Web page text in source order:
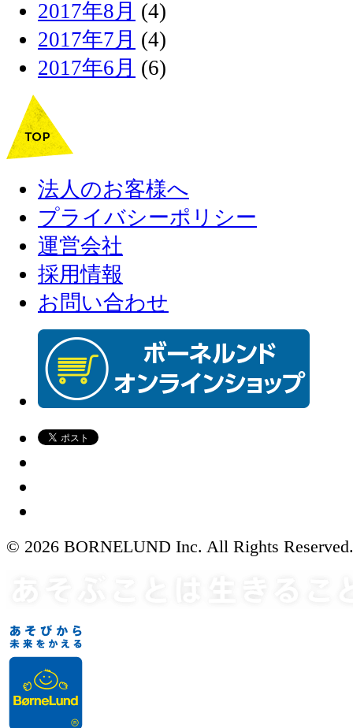
2017年8月 (4)
2017年7月 (4)
2017年6月 (6)
法人のお客様へ
プライバシーポリシー
運営会社
採用情報
お問い合わせ
© 2026 BORNELUND Inc. All Rights Reserved.